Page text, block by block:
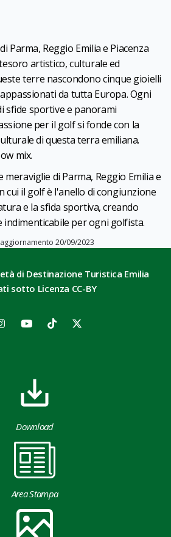
Parma, Reggio Emilia e Piacenza
artistico, culturale ed
terre nascondono cinque gioielli
da tutta Europa. Ogni
sfide sportive e panorami
per il golf si fonde con la
di questa terra emiliana.
mix.
di Parma, Reggio Emilia e
cui il golf è l'anello di congiunzione
e la sfida sportiva, creando
indimenticabile per ogni golfista.
20/09/2023
di Destinazione Turistica Emilia
sotto Licenza CC-BY
Download
Area Stampa